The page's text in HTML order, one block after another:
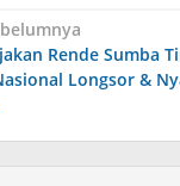
Rende Sumba
Longsor &